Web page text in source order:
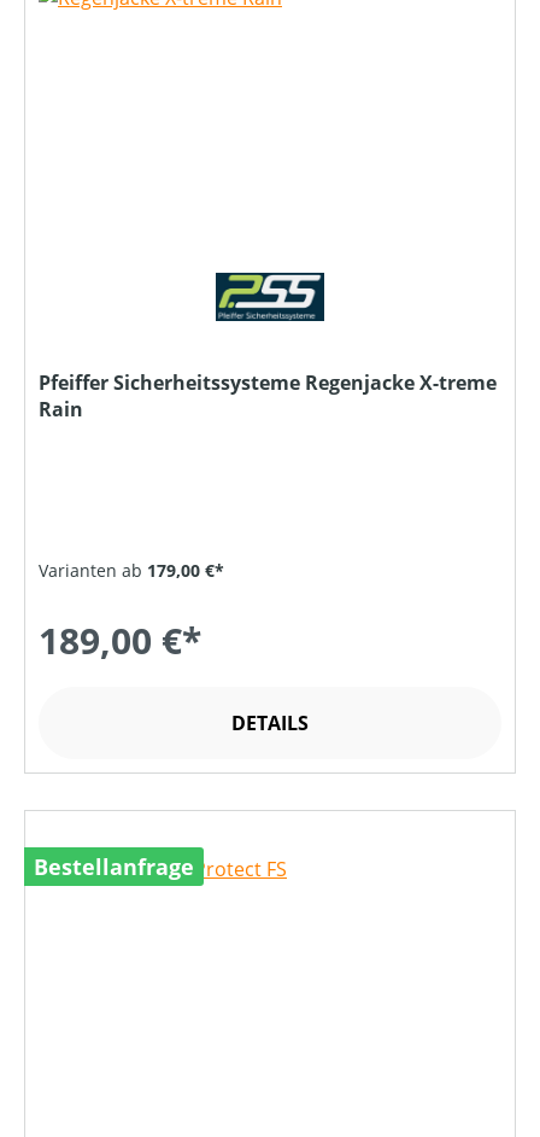
Pfeiffer Sicherheitssysteme Regenjacke X-treme
Rain
Varianten ab 179,00 €*
189,00 €*
DETAILS
Bestellanfrage